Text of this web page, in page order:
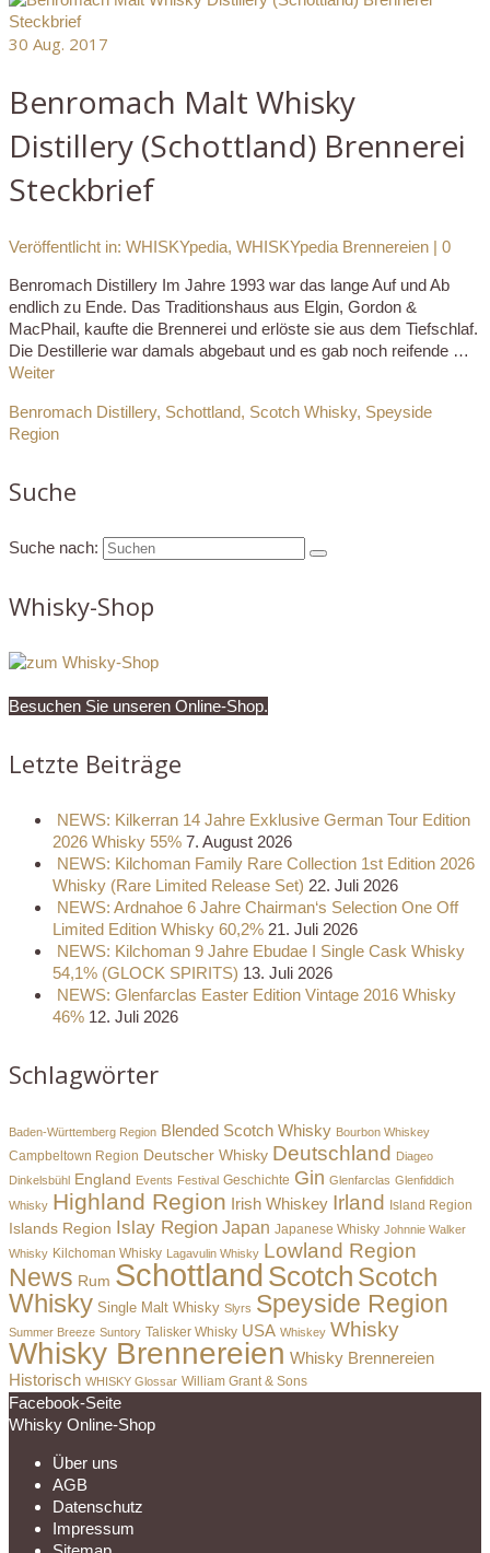
30 Aug. 2017
Benromach Malt Whisky
Distillery (Schottland) Brennerei
Steckbrief
Veröffentlicht in: WHISKYpedia, WHISKYpedia Brennereien | 0
Benromach Distillery Im Jahre 1993 war das lange Auf und Ab
endlich zu Ende. Das Traditionshaus aus Elgin, Gordon &
MacPhail, kaufte die Brennerei und erlöste sie aus dem Tiefschlaf.
Die Destillerie war damals abgebaut und es gab noch reifende …
Weiter
Benromach Distillery, Schottland, Scotch Whisky, Speyside
Region
Suche
Suche nach:
Whisky-Shop
Besuchen Sie unseren Online-Shop.
Letzte Beiträge
NEWS: Kilkerran 14 Jahre Exklusive German Tour Edition
2026 Whisky 55% 7. August 2026
NEWS: Kilchoman Family Rare Collection 1st Edition 2026
Whisky (Rare Limited Release Set) 22. Juli 2026
NEWS: Ardnahoe 6 Jahre Chairman‘s Selection One Off
Limited Edition Whisky 60,2% 21. Juli 2026
NEWS: Kilchoman 9 Jahre Ebudae I Single Cask Whisky
54,1% (GLOCK SPIRITS) 13. Juli 2026
NEWS: Glenfarclas Easter Edition Vintage 2016 Whisky
46% 12. Juli 2026
Schlagwörter
Baden-Württemberg Region Blended Scotch Whisky Bourbon Whiskey
Campbeltown Region Deutscher Whisky Deutschland
Diageo
Dinkelsbühl
England Events Festival Geschichte Gin Glenfarclas Glenfiddich
Whisky Highland Region Irish Whiskey Irland Island Region
Islands Region Islay Region Japan Japanese Whisky Johnnie Walker
Whisky Kilchoman Whisky Lagavulin Whisky Lowland Region
News Rum Schottland Scotch Scotch
Whisky Single Malt Whisky Slyrs Speyside Region
Summer Breeze Suntory Talisker Whisky USA Whiskey Whisky
Whisky Brennereien Whisky Brennereien
Historisch WHISKY Glossar William Grant & Sons
Facebook-Seite
Whisky Online-Shop
Über uns
AGB
Datenschutz
Impressum